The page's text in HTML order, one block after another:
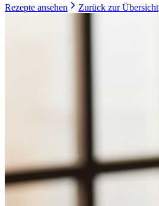
Rezepte ansehen
Zurück zur Übersicht